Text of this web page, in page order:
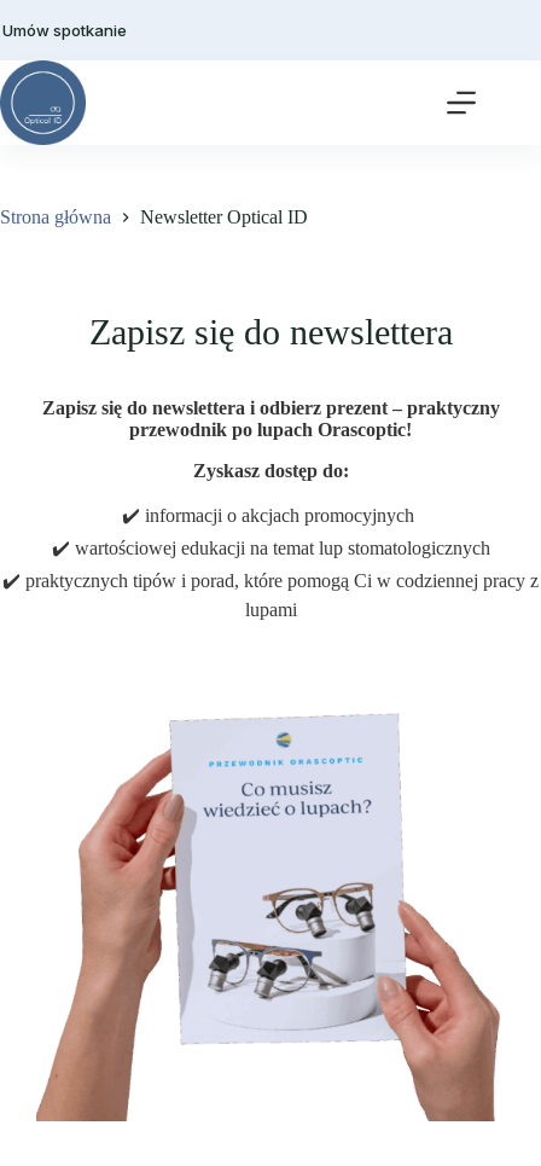
do
Umów spotkanie
Strona główna
Newsletter Optical ID
Zapisz się do newslettera
Zapisz się do newslettera i odbierz prezent – praktyczny
przewodnik po lupach Orascoptic!
Zyskasz dostęp do:
✔️ informacji o akcjach promocyjnych
✔️ wartościowej edukacji na temat lup stomatologicznych
✔️ praktycznych tipów i porad, które pomogą Ci w codziennej pracy z
lupami